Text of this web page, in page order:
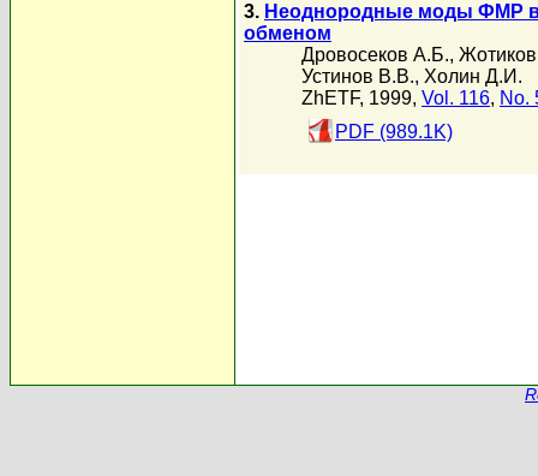
3. Неоднородные моды ФМР в
обменом
Дровосеков А.Б.,
Устинов В.В., Холин Д.И.
ZhETF, 1999, Vol. 116, No.
PDF (989.1K)